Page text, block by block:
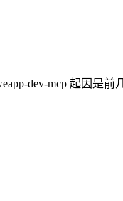
weapp-dev-mcp 起